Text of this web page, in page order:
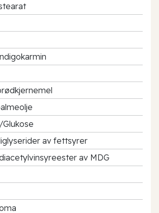
av fettsyrer
av MDG